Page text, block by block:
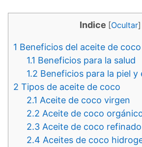
Indice [Ocultar]
1 Beneficios del aceite de coco
1.1 Beneficios para la salud
1.2 Beneficios para la piel y
2 Tipos de aceite de coco
2.1 Aceite de coco virgen
2.2 Aceite de coco
2.3 Aceite de coco refinado
2.4 Aceites de coco